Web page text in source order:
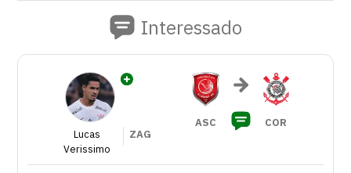
Interessado
Lucas
Verissimo
ZAG
ASC COR